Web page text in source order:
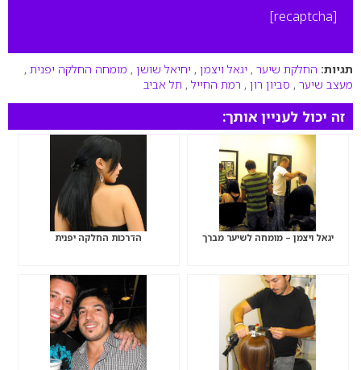
[recaptcha]
תגיות: החלקת שיער , יגאל ויצמן , יחיאל שושן , מומחה החלקה יפנית ,
מעצב שיער , סביון רון , רמת החייל , תל אביב
זה יכול לעניין אותך:
יגאל ויצמן – מומחה לשיער מברך הדרכות החלקה יפנית